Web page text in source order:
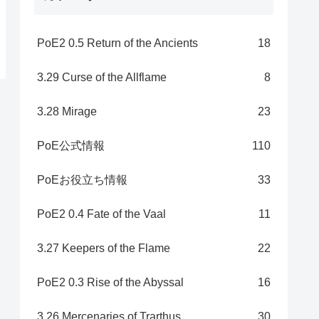
PoE2 0.5 Return of the Ancients 18
3.29 Curse of the Allflame 8
3.28 Mirage 23
PoE公式情報 110
PoEお役立ち情報 33
PoE2 0.4 Fate of the Vaal 11
3.27 Keepers of the Flame 22
PoE2 0.3 Rise of the Abyssal 16